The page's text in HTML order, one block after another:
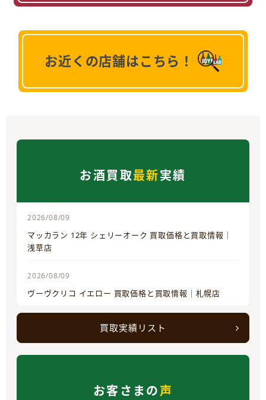
お近くの店舗はこちら！
お酒買取最新実績
2026/08/09
マッカラン 12年 シェリーオーク 買取価格と買取情報｜
浅草店
2026/08/09
ヴーヴクリコ イエロー 買取価格と買取情報｜札幌店
買取実績リスト
お客さまの声